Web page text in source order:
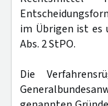
im Übrigen ist es
Abs. 2 StPO.
Die